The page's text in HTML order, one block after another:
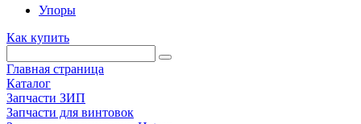
Упоры
Как купить
Главная страница
Каталог
Запчасти ЗИП
Запчасти для винтовок